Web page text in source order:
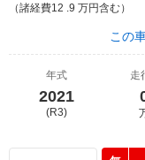
（諸経費12 .9 万円含む）
この
年式
2021
(R3)
走